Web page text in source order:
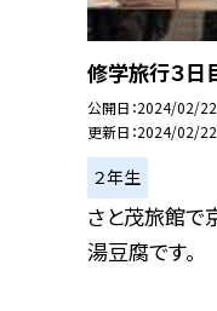
修学旅行３
公開日 2024/02/22
更新日 2024/02/22
２年生
さと茂旅館で
湯豆腐です。